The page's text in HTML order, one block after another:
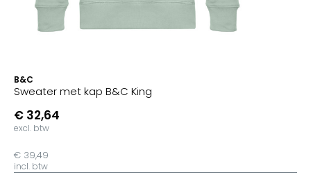
B&C
Sweater met kap B&C King
€ 32,64
excl. btw
€ 39,49
incl. btw